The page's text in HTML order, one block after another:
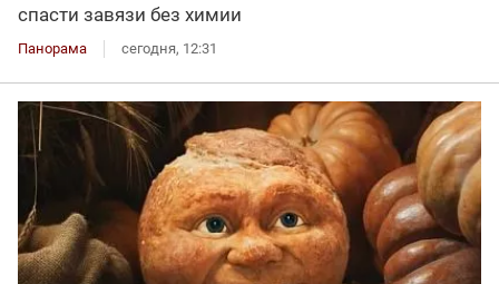
спасти завязи без химии
Панорама сегодня, 12:31